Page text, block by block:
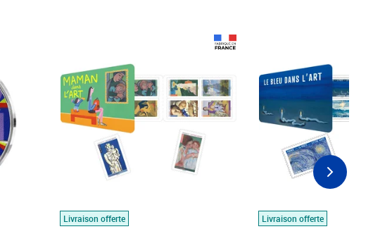
Livraison offerte
Livraison offerte